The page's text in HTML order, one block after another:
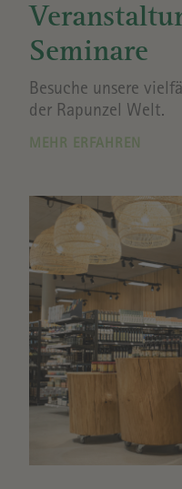
Seminare
Besuche unsere
der Rapunzel Welt.
MEHR ERFAHREN